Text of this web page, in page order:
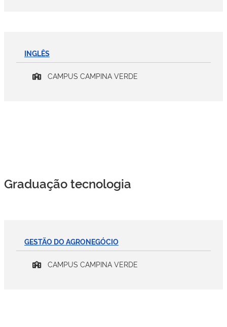
INGLÊS
CAMPUS CAMPINA VERDE
Graduação tecnologia
GESTÃO DO AGRONEGÓCIO
CAMPUS CAMPINA VERDE